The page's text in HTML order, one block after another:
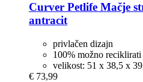
Curver Petlife Mačje
antracit
privlačen dizajn
100% možno reciklirati
velikost: 51 x 38,5 x
€ 73,99